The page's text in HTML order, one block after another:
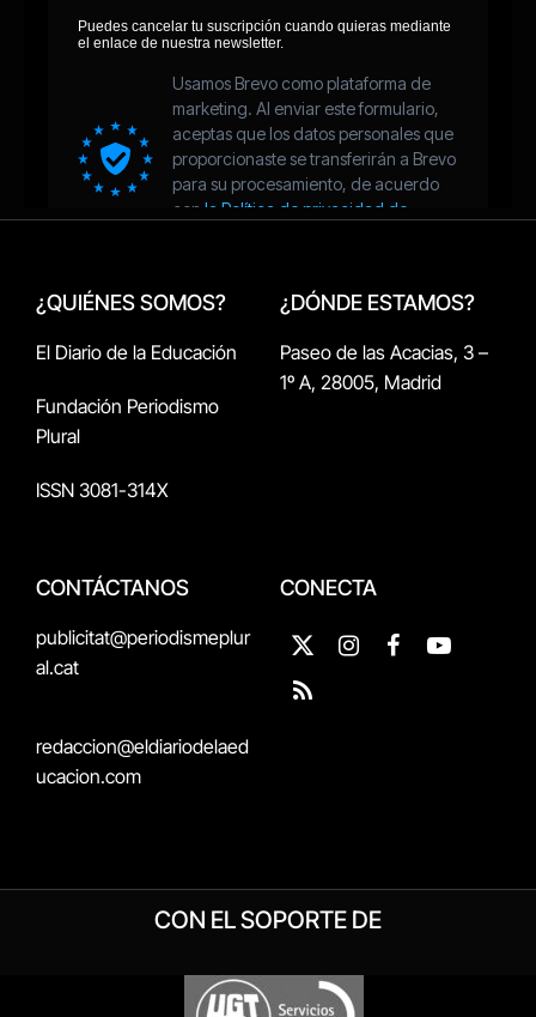
¿QUIÉNES SOMOS?
El Diario de la Educación
Fundación Periodismo
Plural
ISSN 3081-314X
¿DÓNDE ESTAMOS?
Paseo de las Acacias, 3 –
1º A, 28005, Madrid
CONTÁCTANOS
publicitat@periodismeplur
al.cat
redaccion@eldiariodelaed
ucacion.com
CONECTA
X
(Twitter)
InstagramFacebookYouTube
RSS
CON EL SOPORTE DE